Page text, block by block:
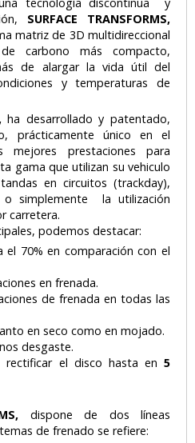
SURFACE TRANSFORMS,
matriz de 3D multidireccional
carbono más compacto,
de alargar la vida útil del
y temperaturas de
ha desarrollado y patentado,
prácticamente único en el
prestaciones para
gama que utilizan su vehiculo
en circuitos (trackday),
o simplemente la utilización
carretera.
podemos destacar:
en comparación con el
en frenada.
de frenada en todas las
en seco como en mojado.
desgaste.
el disco hasta en 5
dispone de dos líneas
de frenado se refiere: